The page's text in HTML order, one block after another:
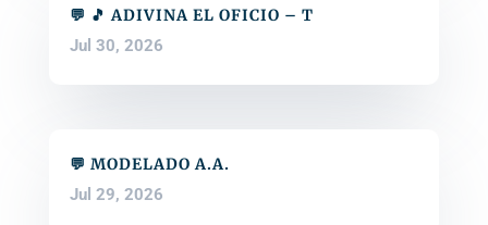
💬 🎵 ADIVINA EL OFICIO – T
Jul 30, 2026
💬 MODELADO A.A.
Jul 29, 2026